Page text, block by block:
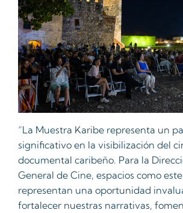
“La Muestra Karibe representa un
significativo en la visibilización del
documental caribeño. Para la
General de Cine, espacios como este
representan una oportunidad
fortalecer nuestras narrativas,